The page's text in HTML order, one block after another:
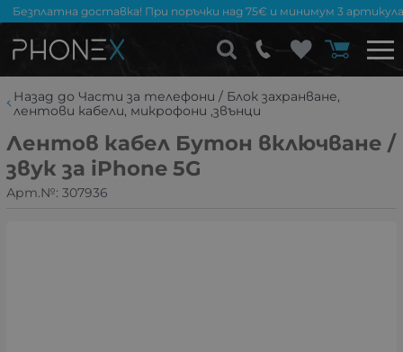
Безплатна доставка! При поръчки над 75€ и минимум 3
Назад до Части за телефони / Блок захранване,
лентови кабели, микрофони ,звънци
Лентов кабел Бутон включване /
звук за iPhone 5G
Арт.№: 307936